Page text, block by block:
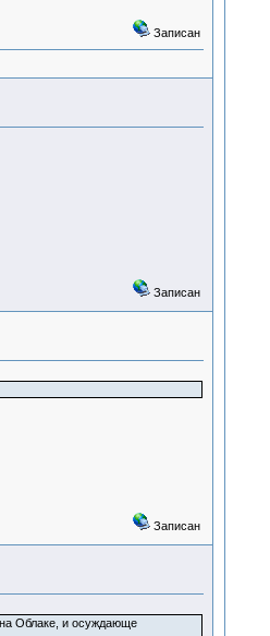
Записан
Записан
Записан
Облаке, и осуждающе